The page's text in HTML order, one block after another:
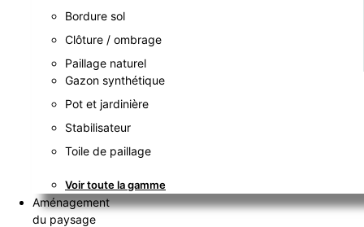
Bordure sol
Clôture / ombrage
Paillage naturel
Gazon synthétique
Pot et jardinière
Stabilisateur
Toile de paillage
Voir toute la gamme
Aménagement
du paysage